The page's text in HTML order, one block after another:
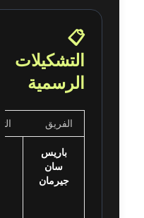
📋
التشكيلات
الرسمية
الفريق
باريس
سان
جيرمان